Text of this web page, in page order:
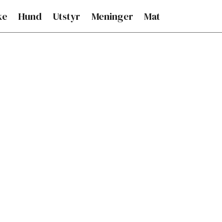
Hund Utstyr Meninger Mat